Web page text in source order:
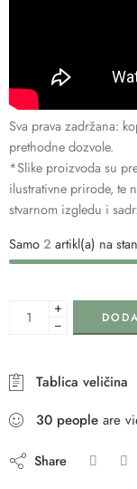
Sva prava zadržana:
prethodne dozvole.
*Slike proizvoda su
ilustrativne prirode, te
stvarnom izgledu i
Samo2 artikl(a) na
+
−
Tablica veličina
30 people are
Share